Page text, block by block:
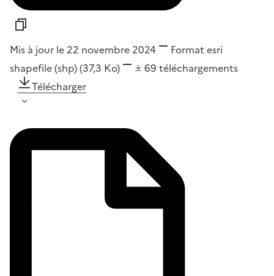
Mis à jour le 22 novembre 2024 Format esri
shapefile (shp)(37,3 Ko) 69 téléchargements
Télécharger